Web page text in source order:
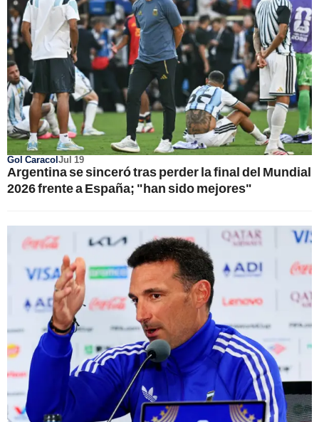
Gol CaracolJul 19
Argentina se sinceró tras perder la final del Mundial
2026 frente a España; "han sido mejores"